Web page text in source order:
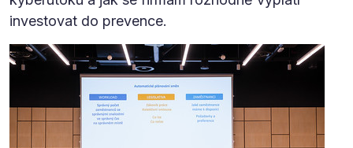
investovat do prevence.